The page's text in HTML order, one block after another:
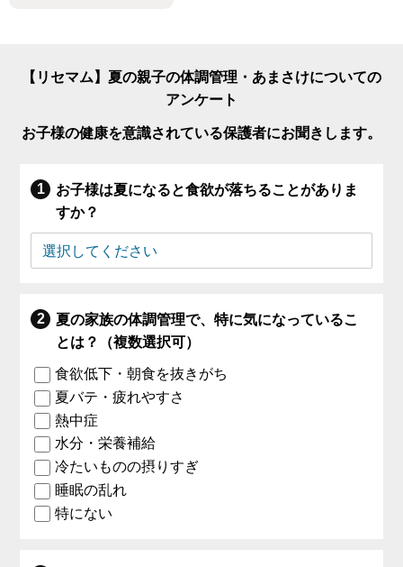
【リセマム】夏の親子の体調管理・あまさけについての
アンケート
お子様の健康を意識されている保護者にお聞きします。
お子様は夏になると食欲が落ちることがありま
すか？
夏の家族の体調管理で、特に気になっているこ
とは？（複数選択可）
食欲低下・朝食を抜きがち
夏バテ・疲れやすさ
熱中症
水分・栄養補給
冷たいものの摂りすぎ
睡眠の乱れ
特にない